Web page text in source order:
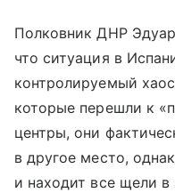
Полковник ДНР
что ситуация в
контролируемый
которые перешли к
центры, они
в другое место,
и находит все щели